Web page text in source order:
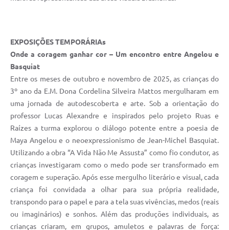
EXPOSIÇÕES TEMPORÁRIAs
Onde a coragem ganhar cor – Um encontro entre Angelou e
Basquiat
Entre os meses de outubro e novembro de 2025, as crianças do
3º ano da E.M. Dona Cordelina Silveira Mattos mergulharam em
uma jornada de autodescoberta e arte. Sob a orientação do
professor Lucas Alexandre e inspirados pelo projeto Ruas e
Raízes a turma explorou o diálogo potente entre a poesia de
Maya Angelou e o neoexpressionismo de Jean-Michel Basquiat.
Utilizando a obra “A Vida Não Me Assusta” como fio condutor, as
crianças investigaram como o medo pode ser transformado em
coragem e superação. Após esse mergulho literário e visual, cada
criança foi convidada a olhar para sua própria realidade,
transpondo para o papel e para a tela suas vivências, medos (reais
ou imaginários) e sonhos. Além das produções individuais, as
crianças criaram, em grupos, amuletos e palavras de força: